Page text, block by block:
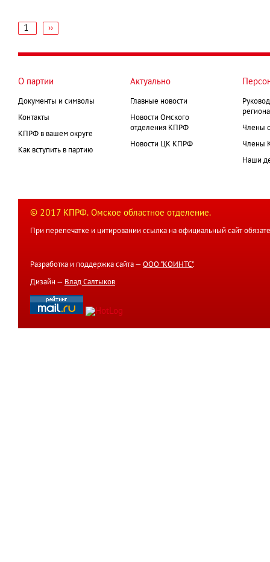
страниц
1
Следующая
››
О партии
Документы и символы
Контакты
КПРФ в вашем округе
Как вступить в партию
Актуально
Главные новости
Новости Омского
отделения КПРФ
Новости ЦК КПРФ
Члены
Члены
Наши
© 2017 КПРФ. Омское областное отделение.
При перепечатке и цитировании ссылка на официальный сайт
Разработка и поддержка сайта — ООО "КОИНТС".
Дизайн — Влад Салтыков.